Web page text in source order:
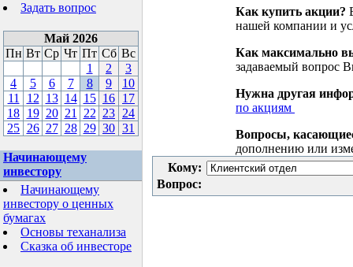
Задать вопрос
Май 2026
Пн Вт Ср Чт Пт Сб Вс
1
2
3
4
5 6 7 8 9
10
11
12 13 14 15 16 17
18 19 20 21 22 23 24
25 26 27 28 29 30 31
Начинающему
инвестору
Начинающему
инвестору о ценных
бумагах
Основы теханализа
Сказка об инвесторе
Как купить акции?
нашей компании и
Как максимально
задаваемый вопрос
Нужна другая
по акциям
Вопросы,
дополнению или
Кому:
Вопрос: